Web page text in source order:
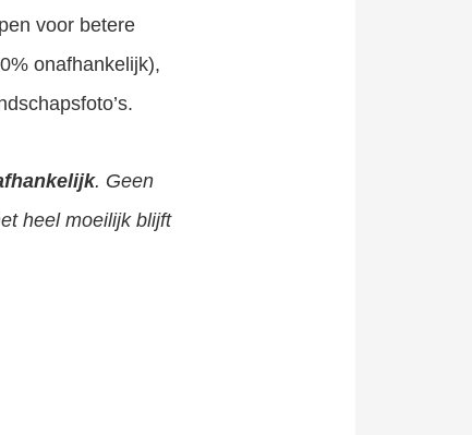
voor betere
onafhankelijk),
. Geen
heel moeilijk blijft